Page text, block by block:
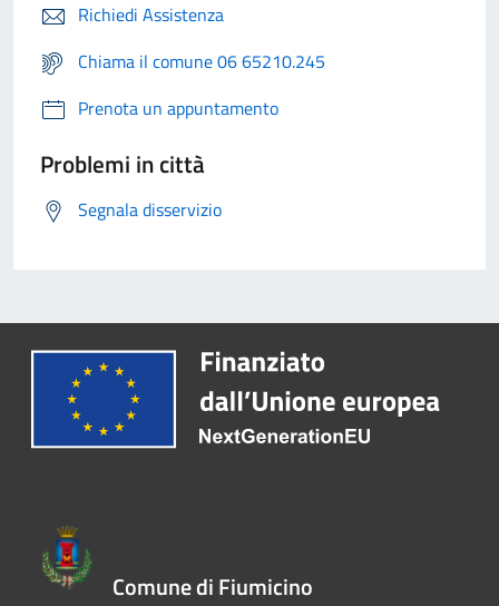
Richiedi Assistenza
Chiama il comune 06 65210.245
Prenota un appuntamento
Problemi in città
Segnala disservizio
Comune di Fiumicino